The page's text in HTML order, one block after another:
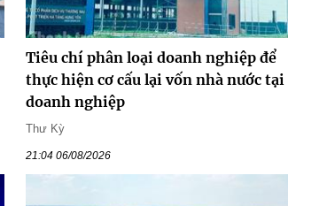
Tiêu chí phân loại doanh nghiệp để
thực hiện cơ cấu lại vốn nhà nước tại
doanh nghiệp
Thư Kỳ
21:04 06/08/2026